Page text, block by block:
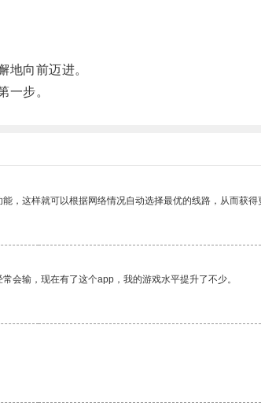
向前迈进。
步。
这样就可以根据网络情况自动选择最优的线路，从而获得
会输，现在有了这个app，我的游戏水平提升了不少。